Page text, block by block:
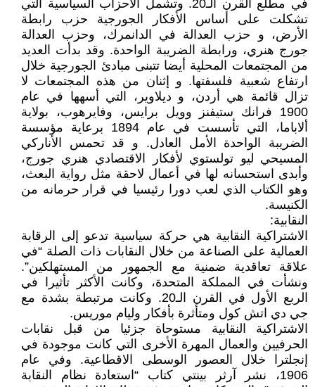
في مطلع القرن الـ20. وتشمل الأحزاب السياسية التي
تشكلت على أساس الأفكار الجورجية حزب رابطة
الأرض، و حزب العدالة في الدانمرك، وحزب العدالة
جورج هنري، ورابطة الضريبة الواحدة. وقد بدأت العديد
من المجتمعات المحلية أيضا تتبنى مبادئ الجورجية خلال
ارتفاع شعبية فلسفتها. و إثنان من هذه المجتمعات لا
تزال قائمة هي أردن، و ديلاوير، التي أسهها في عام
1900 فرانك ستيفنز وويل برايس، وفايرهوب، بولاية
ألاباما، التي تأسست في عام 1894 برعاية مؤسسة
الضريبة الواحدة الأمل العادل. و قد تحمس الأناركي
المسيحي ليو تولستوي لأفكار الاقتصادي هنري جورج،
وأبدى استحسانه لها في أعمال لاحقة مثل رواية البعث،
وهو الكتاب الذي لعب دورا رئيسيا في قرار حرمانه من
الكنيسة.
النقابية:
الاشتراكية النقابية هي حركة سياسية تدعو إلى الرقابة
العمالية على الصناعة من خلال النقابات ذات الصلة “في
علاقة تعاقدية ضمنية مع الجمهور من المستهلكين”.
ونشأت في المملكة المتحدة، وكانت الأكثر تأثيرا في
الربع الأول في القرن الـ20. وكانت مرتبطة بشدة مع
جي دي اتش كول ومتأثرة بأفكار وليام موريس.
الاشتراكية النقابية مستوحاة جزئيا من قبل نقابات
الحرفيين والعمال المهرة الأخرى التي كانت موجودة في
إنجلترا خلال العصور الوسطى الاقطاعية. وفي عام
1906، نشر آرثر بينتي كتاب “استعادة نظام النقابة